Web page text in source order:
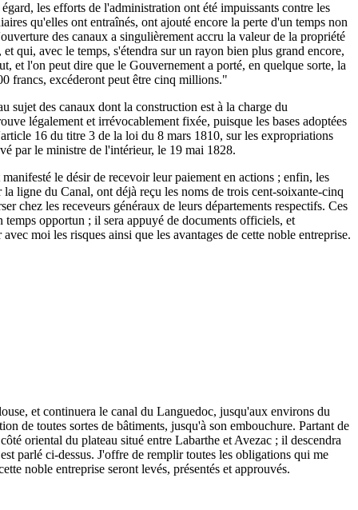
les efforts de l'administration ont été impuissants contre les
qu'elles ont entraînés, ont ajouté encore la perte d'un temps non
des canaux a singulièrement accru la valeur de la propriété
qui, avec le temps, s'étendra sur un rayon bien plus grand encore,
et l'on peut dire que le Gouvernement a porté, en quelque sorte, la
francs, excéderont peut être cinq millions."
sujet des canaux dont la construction est à la charge du
légalement et irrévocablement fixée, puisque les bases adoptées
16 du titre 3 de la loi du 8 mars 1810, sur les expropriations
par le ministre de l'intérieur, le 19 mai 1828.
le désir de recevoir leur paiement en actions ; enfin, les
ligne du Canal, ont déjà reçu les noms de trois cent-soixante-cinq
chez les receveurs généraux de leurs départements respectifs. Ces
temps opportun ; il sera appuyé de documents officiels, et
moi les risques ainsi que les avantages de cette noble entreprise.
et continuera le canal du Languedoc, jusqu'aux environs du
de toutes sortes de bâtiments, jusqu'à son embouchure. Partant de
oriental du plateau situé entre Labarthe et Avezac ; il descendra
parlé ci-dessus. J'offre de remplir toutes les obligations qui me
noble entreprise seront levés, présentés et approuvés.